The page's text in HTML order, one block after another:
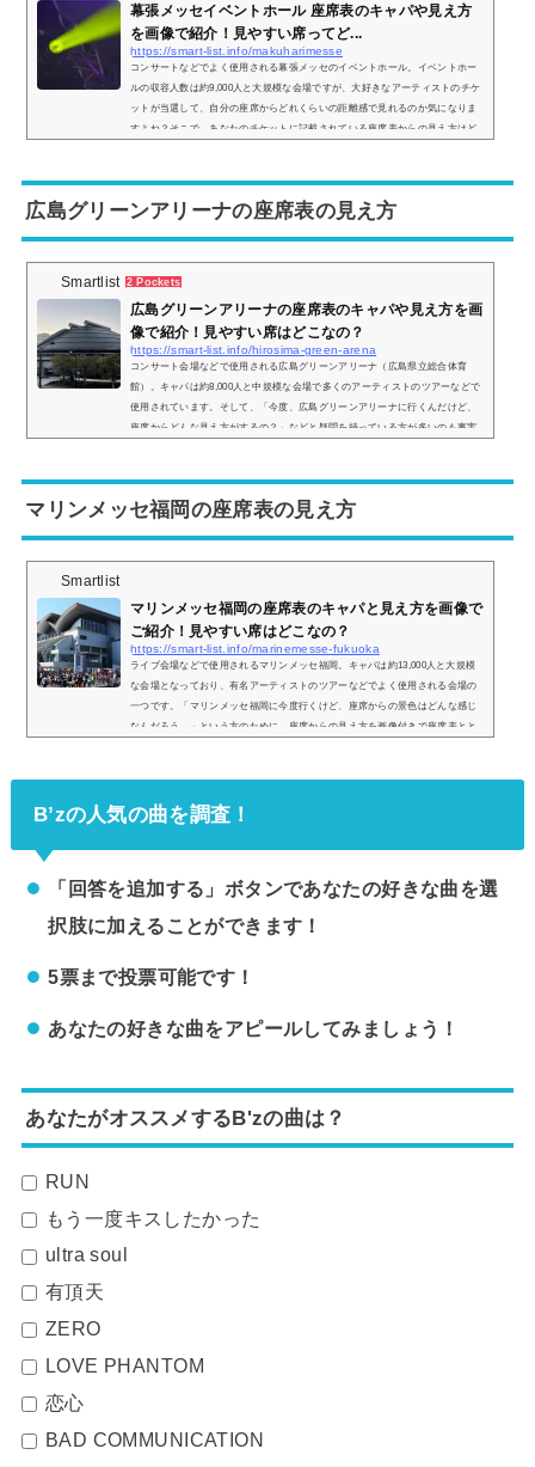
幕張メッセイベントホール 座席表のキャパや見え方
を画像で紹介！見やすい席ってど...
https://smart-list.info/makuharimesse
コンサートなどでよく使用される幕張メッセのイベントホール。イベントホー
ルの収容人数は約9,000人と大規模な会場ですが、大好きなアーティストのチケ
ットが当選して、自分の座席からどれくらいの距離感で見れるのか気になりま
すよね？そこで、あなたのチケットに記載されている座席表からの見え方はど
じる席も併せてまとめていきます。※幕張メッセ4〜6ホールや国際展示場9-11
ホール...
広島グリーンアリーナの座席表の見え方
Smartlist 2 Pockets
広島グリーンアリーナの座席表のキャパや見え方を画
像で紹介！見やすい席はどこなの？
https://smart-list.info/hirosima-green-arena
コンサート会場などで使用される広島グリーンアリーナ（広島県立総合体育
館）。キャパは約8,000人と中規模な会場で多くのアーティストのツアーなどで
使用されています。そして、「今度、広島グリーンアリーナに行くんだけど、
座席からどんな見え方がするの？」などと疑問を持っている方が多いのも事実
表の画像...
マリンメッセ福岡の座席表の見え方
Smartlist
マリンメッセ福岡の座席表のキャパと見え方を画像で
ご紹介！見やすい席はどこなの？
https://smart-list.info/marinemesse-fukuoka
ライブ会場などで使用されるマリンメッセ福岡。キャパは約13,000人と大規模
な会場となっており、有名アーティストのツアーなどでよく使用される会場の
一つです。「マリンメッセ福岡に今度行くけど、座席からの景色はどんな感じ
なんだろう…」という方のために、座席からの見え方を画像付きで座席表とと
セ福岡の...
B’zの人気の曲を調査！
「回答を追加する」ボタンであなたの好きな曲を選
択肢に加えることができます！
5票まで投票可能です！
あなたの好きな曲をアピールしてみましょう！
あなたがオススメするB'zの曲は？
RUN
もう一度キスしたかった
ultra soul
有頂天
ZERO
LOVE PHANTOM
恋心
BAD COMMUNICATION